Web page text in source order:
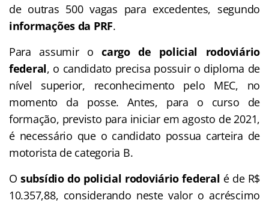
de outras 500 vagas para excedentes, segundo
informações da PRF.
Para assumir ocargo de policial rodoviário
federal, o candidato precisa possuir o diploma de
nível superior, reconhecimento pelo MEC, no
momento da posse. Antes, para o curso de
formação, previsto para iniciar em agosto de 2021,
é necessário que o candidato possua carteira de
motorista de categoria B.
O subsídio do policial rodoviário federal é de R$
10.357,88, considerando neste valor o acréscimo